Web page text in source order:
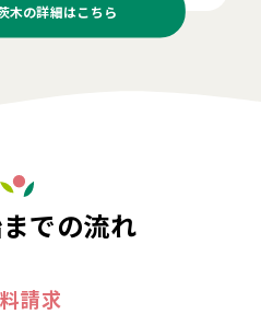
木の詳細はこちら
での流れ
請求